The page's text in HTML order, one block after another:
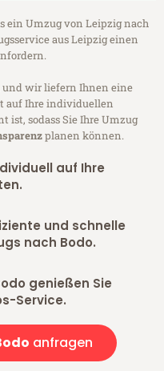
ein Umzug von Leipzig nach
aus Leipzig einen
und wir liefern Ihnen eine
auf Ihre individuellen
ist, sodass Sie Ihre Umzug
planen können.
auf Ihre
und schnelle
nach Bodo.
genießen Sie
Service.
anfragen